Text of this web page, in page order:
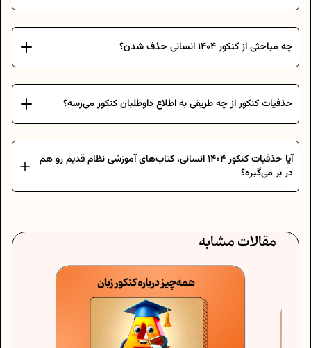
چه مباحثی از کنکور 1404 انسانی حذف شدن؟
حذفیات کنکور از چه طریقی به اطلاع داوطلبان کنکور می‌رسه؟
آیا حذفیات کنکور 1404 انسانی، کتاب‌های آموزشی نظام قدیم رو هم
در بر می‌گیره؟
مقالات مشابه